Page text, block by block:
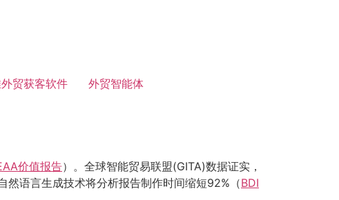
贸获客软件 外贸智能体
价值报告）。全球智能贸易联盟(GITA)数据证实，
然语言生成技术将分析报告制作时间缩短92%（BDI